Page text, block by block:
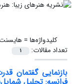
کلیدواژه‌ها =
تعداد مقالات:
1
بازنمایی گفتمان